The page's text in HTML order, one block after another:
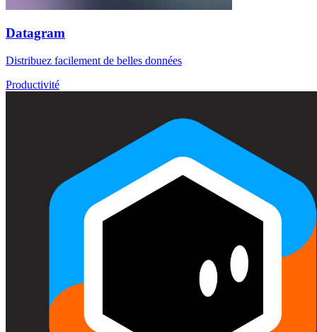
Datagram
Distribuez facilement de belles données
Productivité